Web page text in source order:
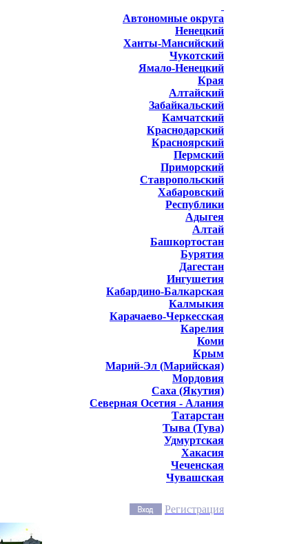
Автономные округа
Ненецкий
Ханты-Мансийский
Чукотский
Ямало-Ненецкий
Края
Алтайский
Забайкальский
Камчатский
Краснодарский
Красноярский
Пермский
Приморский
Ставропольский
Хабаровский
Республики
Адыгея
Алтай
Башкортостан
Бурятия
Дагестан
Ингушетия
Кабардино-Балкарская
Калмыкия
Карачаево-Черкесская
Карелия
Коми
Крым
Марий-Эл (Марийская)
Мордовия
Саха (Якутия)
Северная Осетия - Алания
Татарстан
Тыва (Тува)
Удмуртская
Хакасия
Чеченская
Чувашская
Регистрация